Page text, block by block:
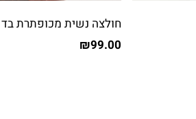
חולצה נשית מכופתרת
₪99.00